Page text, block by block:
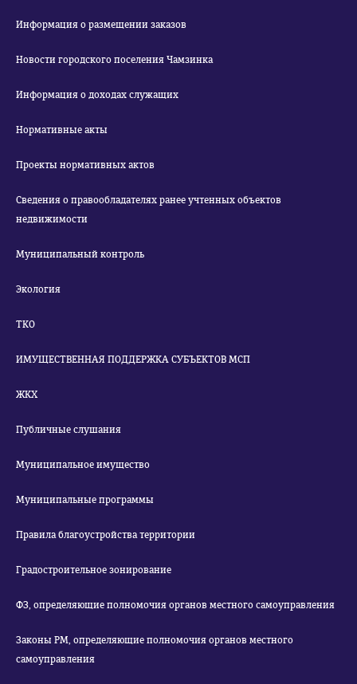
Информация о размещении заказов
Новости городского поселения Чамзинка
Информация о доходах служащих
Нормативные акты
Проекты нормативных актов
Сведения о правообладателях ранее учтенных объектов
недвижимости
Муниципальный контроль
Экология
ТКО
ИМУЩЕСТВЕННАЯ ПОДДЕРЖКА СУБЪЕКТОВ МСП
ЖКХ
Публичные слушания
Муниципальное имущество
Муниципальные программы
Правила благоустройства территории
Градостроительное зонирование
ФЗ, определяющие полномочия органов местного самоуправления
Законы РМ, определяющие полномочия органов местного
самоуправления